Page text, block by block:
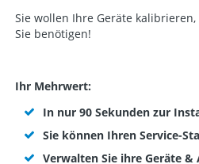
Sie wollen Ihre Geräte
Sie benötigen!
Ihr Mehrwert:
In nur 90 Sekunden zur
Sie können Ihren Service-
Verwalten Sie ihre Geräte